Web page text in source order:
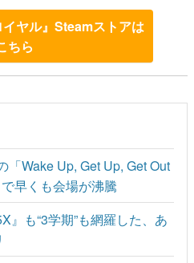
イヤル』Steamストアは
ちら
「Wake Up, Get Up, Get Out
早くも会場が沸騰
も“3学期”も網羅した、あ